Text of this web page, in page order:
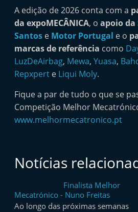
A
f
t
e
r
m
a
r
k
A
t
o
A edição de 2026 conta com a
da expoMECÂNICA, oapoio da
Santos e Motor Portugal e o
marcas de referência como
LuzDeAirbag, Mewa,Yuasa,
Repxpert e Liqui Moly.
Fique a par de tudo o que se
Competição Melhor
www.melhormecatronico.pt
Notícias
Finalista Melhor
Mecatrónico - Nuno Freitas
Ao longo das próximas semanas